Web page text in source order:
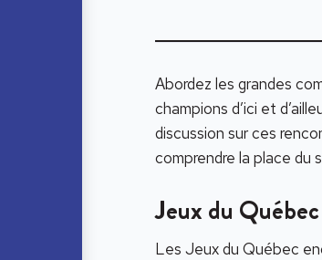
Abordez les grandes
champions d’ici et
discussion sur ces
comprendre la place du
Jeux du Québec
Les Jeux du Québec